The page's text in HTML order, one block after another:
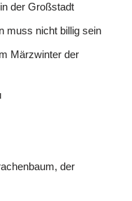
der Großstadt
muss nicht billig sein
Märzwinter der
der